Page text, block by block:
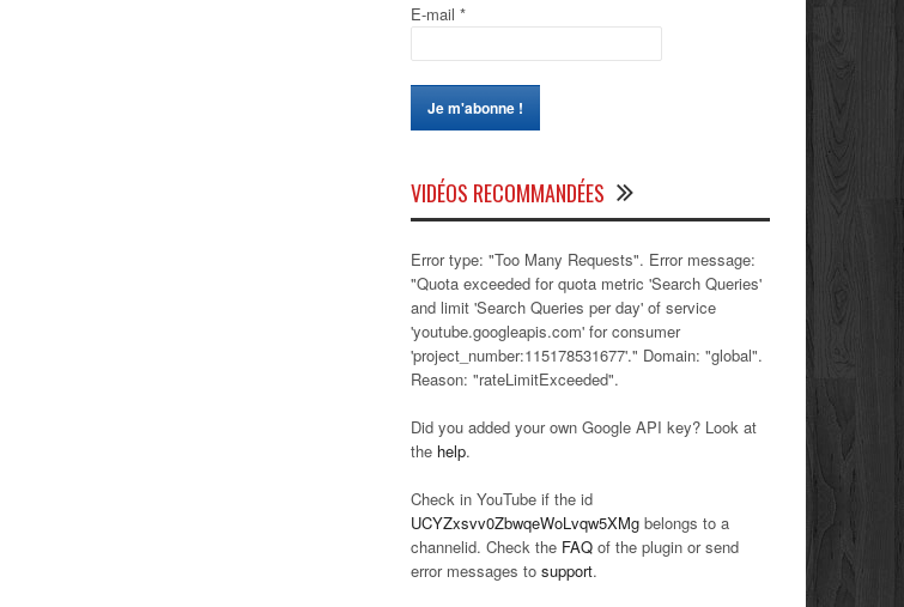
E-mail *
VIDÉOS RECOMMANDÉES
Error type: "Too Many Requests". Error message:
"Quota exceeded for quota metric 'Search Queries'
and limit 'Search Queries per day' of service
'youtube.googleapis.com' for consumer
'project_number:115178531677'." Domain: "global".
Reason: "rateLimitExceeded".
Did you added your own Google API key? Look at
the help.
Check in YouTube if the id
UCYZxsvv0ZbwqeWoLvqw5XMg belongs to a
channelid. Check the FAQ of the plugin or send
error messages to support.